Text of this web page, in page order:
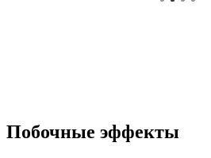
Побочные эффекты